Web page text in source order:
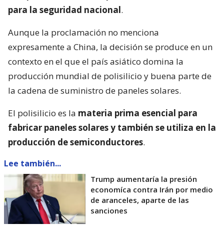
para la seguridad nacional.
Aunque la proclamación no menciona
expresamente a China, la decisión se produce en un
contexto en el que el país asiático domina la
producción mundial de polisilicio y buena parte de
la cadena de suministro de paneles solares.
El polisilicio es la materia prima esencial para
fabricar paneles solares y también se utiliza en la
producción de semiconductores.
Lee también...
Trump aumentaría la presión
economíca contra Irán por medio
de aranceles, aparte de las
sanciones